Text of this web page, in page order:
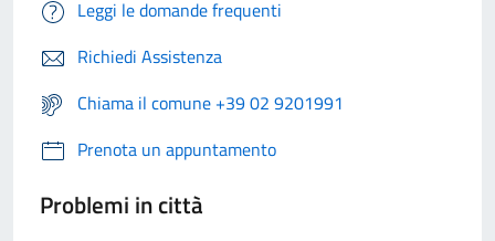
Leggi le domande frequenti
Richiedi Assistenza
Chiama il comune +39 02 9201991
Prenota un appuntamento
Problemi in città